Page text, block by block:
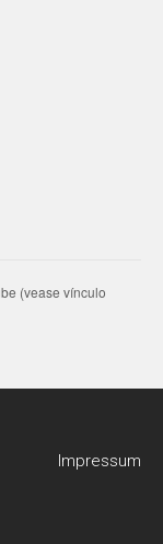
(vease vínculo
Impressum